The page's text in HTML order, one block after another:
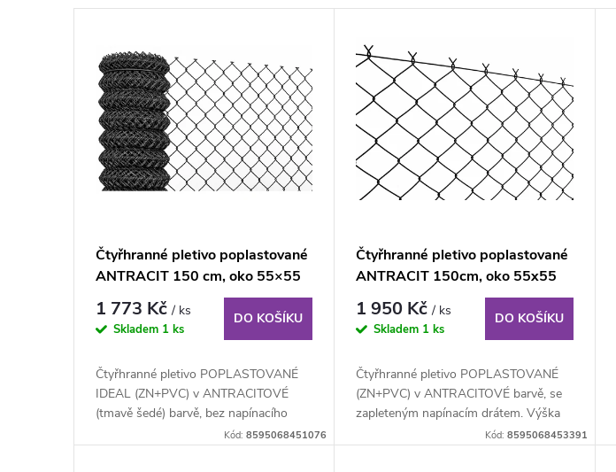
n
Čtyřhranné pletivo poplastované
ANTRACIT 150 cm, oko 55×55
mm, role 25 m, bez ND
1 773 Kč/ ks
Skladem 1 ks
DO KOŠÍKU
Čtyřhranné pletivo POPLASTOVANÉ
IDEAL (ZN+PVC) v ANTRACITOVÉ
(tmavě šedé) barvě, bez napínacího
Kód:8595068451076
Čtyřhranné pletivo poplastované
ANTRACIT 150cm, oko 55x55
mm, role 25m, s napínacím
drátem
1 950 Kč/ ks
Skladem 1 ks
DO KOŠÍKU
Čtyřhranné pletivo POPLASTOVANÉ
(ZN+PVC) v ANTRACITOVÉ barvě, se
zapleteným napínacím drátem. Výška
Kód: 8595068453391